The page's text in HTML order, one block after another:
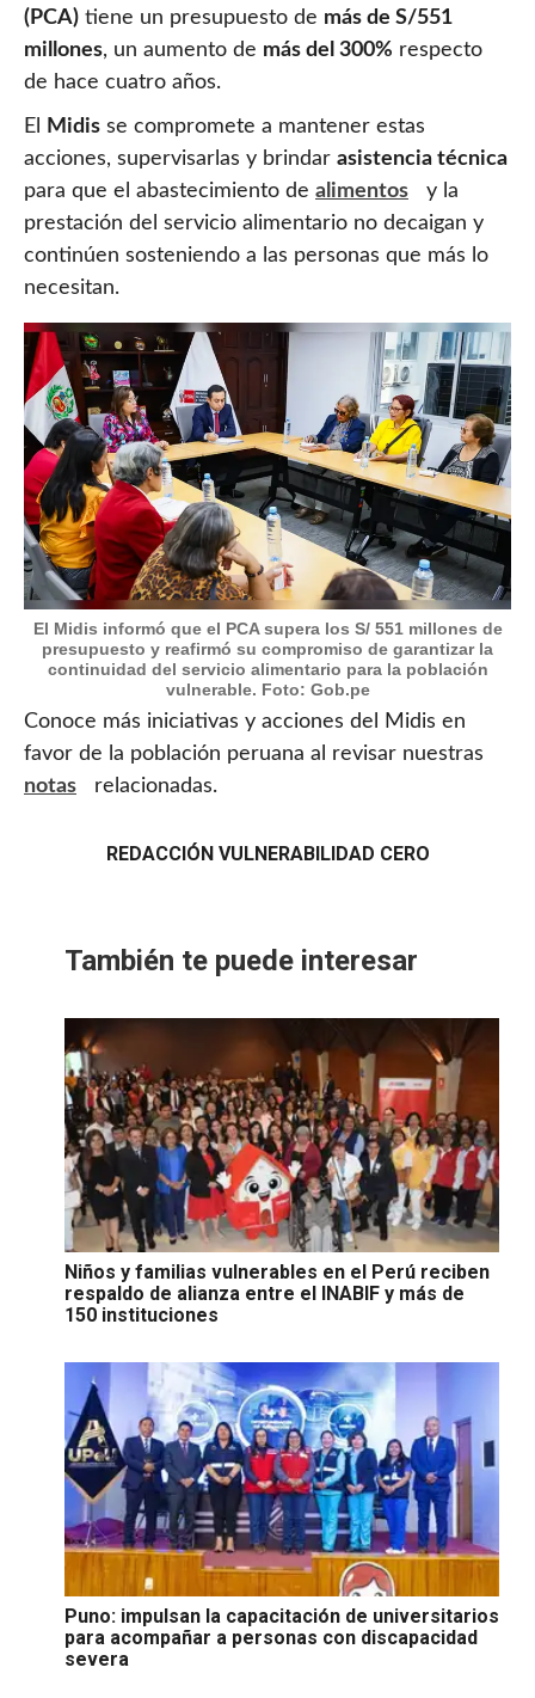
(PCA) tiene un presupuesto de más de S/551
millones, un aumento de más del 300% respecto
de hace cuatro años.
El Midis se compromete a mantener estas
acciones, supervisarlas y brindar asistencia técnica
para que el abastecimiento de alimentos
y la
prestación del servicio alimentario no decaigan y
continúen sosteniendo a las personas que más lo
necesitan.
El Midis informó que el PCA supera los S/ 551 millones de
presupuesto y reafirmó su compromiso de garantizar la
continuidad del servicio alimentario para la población
vulnerable. Foto: Gob.pe
Conoce más iniciativas y acciones del Midis en
favor de la población peruana al revisar nuestras
notas
relacionadas.
REDACCIÓN VULNERABILIDAD CERO
También te puede interesar
Niños y familias vulnerables en el Perú reciben
respaldo de alianza entre el INABIF y más de
150 instituciones
Puno: impulsan la capacitación de universitarios
para acompañar a personas con discapacidad
severa